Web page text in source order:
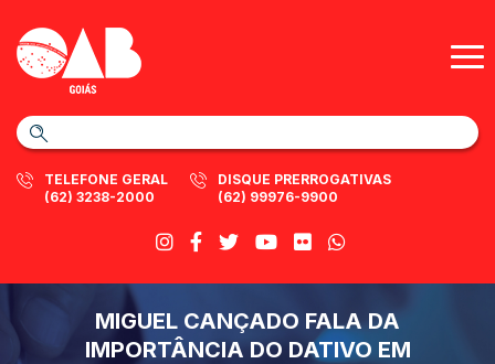
TELEFONE GERAL
(62) 3238-2000
DISQUE PRERROGATIVAS
(62) 99976-9900
MIGUEL CANÇADO FALA DA
IMPORTÂNCIA DO DATIVO EM